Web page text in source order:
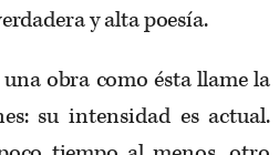
y alta poesía.
obra como ésta llame la
su intensidad es actual.